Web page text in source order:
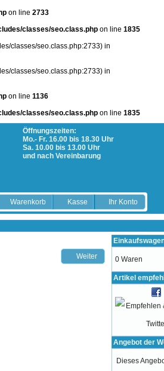
on line 2733
classes/seo.class.php on line 1835
classes/seo.class.php:2733) in
classes/seo.class.php:2733) in
on line 1136
classes/seo.class.php on line 1835
Öffnungszeiten:
Mo.- Fr. 16.00 bis 18.30 Uhr
Sa. 10.00 bis 13.00 Uhr
und nach Vereinbarung
Warenkorb Kasse Ihr Konto
Weiter
0 Waren
Artikel
Angebot der
Dieses